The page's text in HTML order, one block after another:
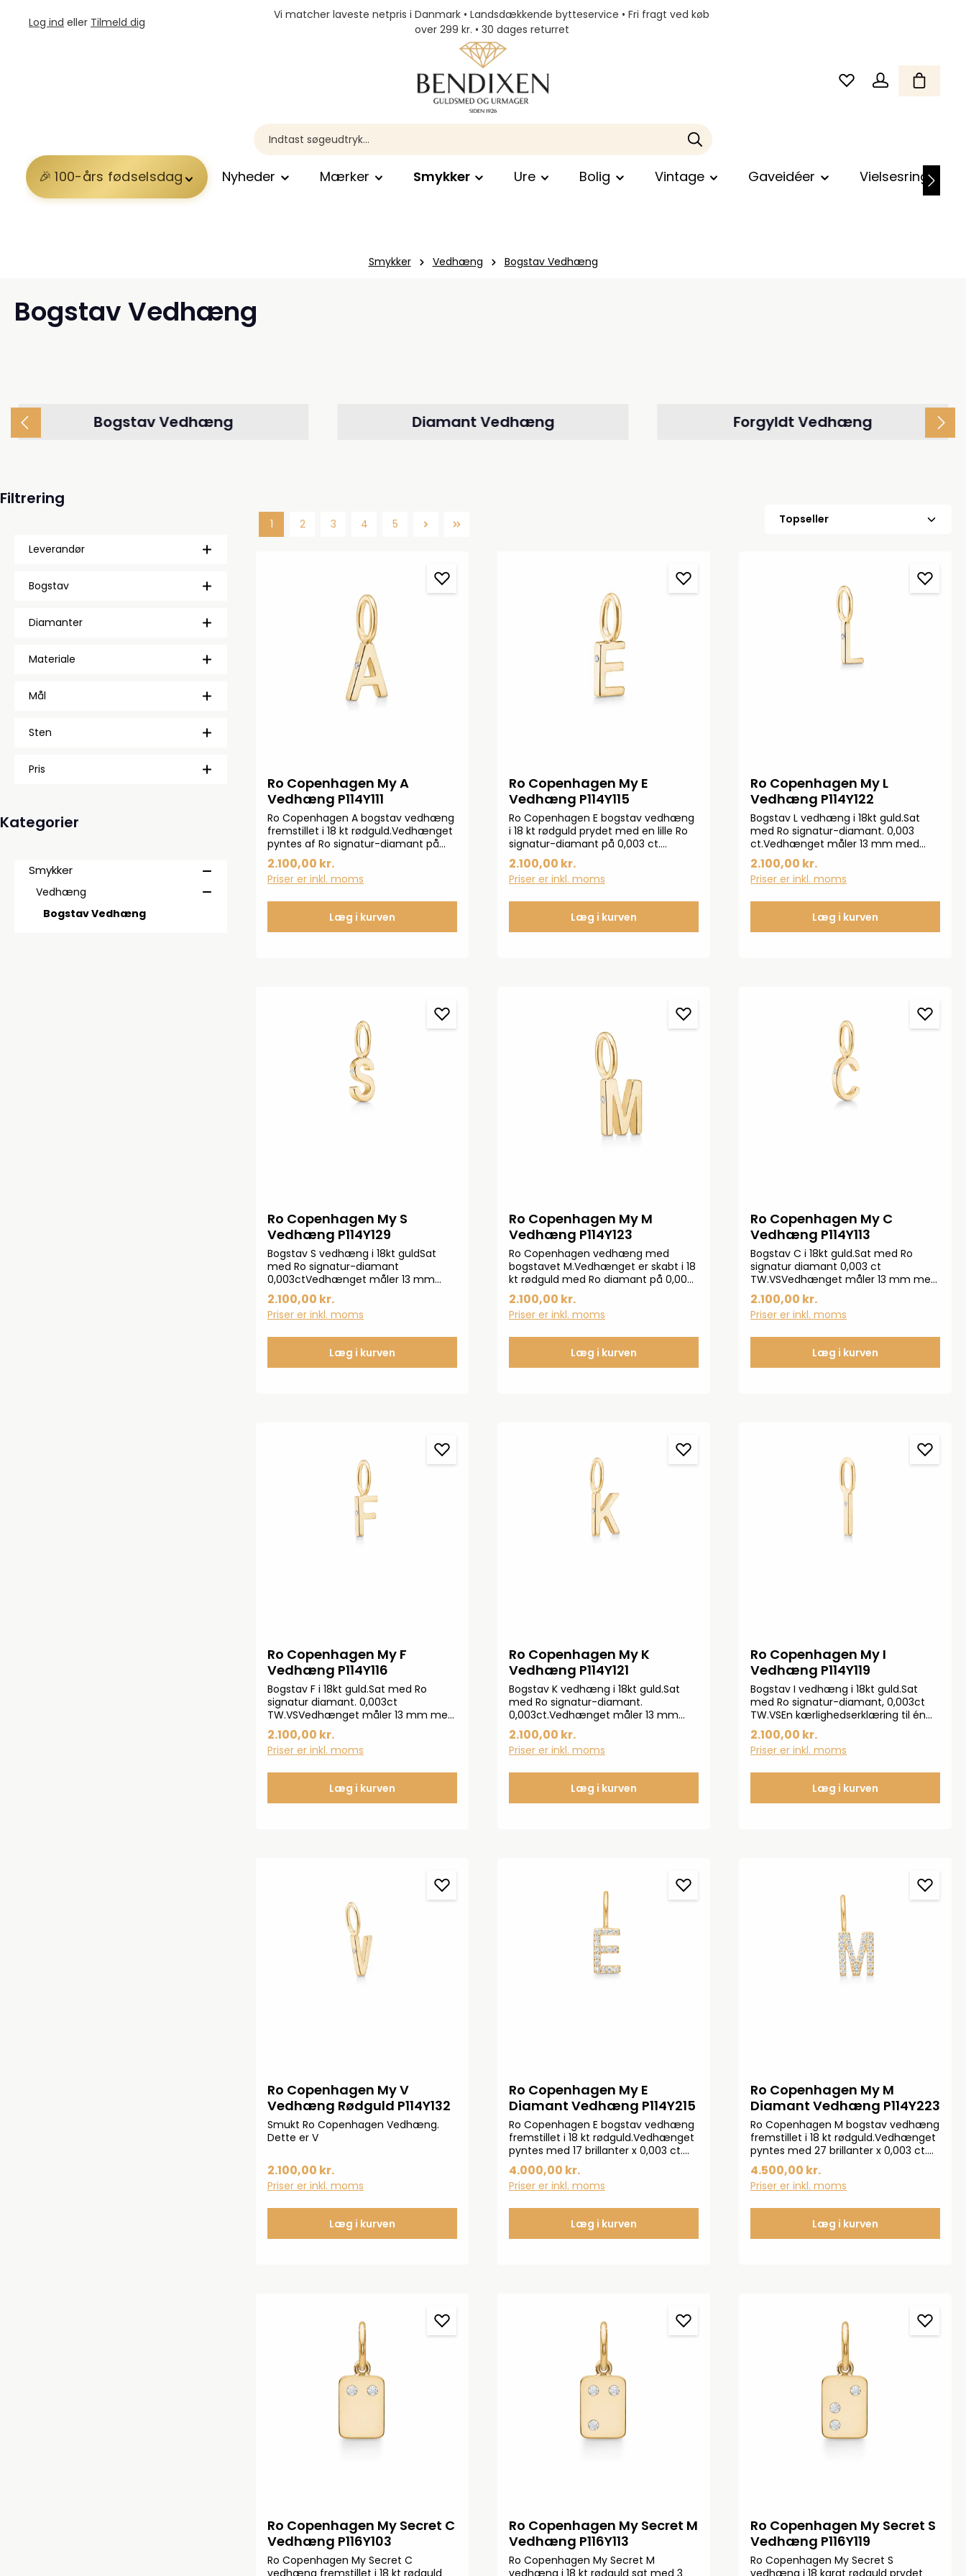
Log ind eller Tilmeld dig
Vi matcher laveste netpris i Danmark • Landsdækkende bytteservice • Fri fragt ved køb
over 299 kr. • 30 dages returret
100-års fødselsdag Nyheder Mærker Smykker Ure Bolig Vintage Gaveidéer Vielsesringe
Smykker Vedhæng Bogstav Vedhæng
Bogstav Vedhæng
Bogstav Vedhæng Diamant Vedhæng Forgyldt Vedhæng
Filtrering
Leverandør
Bogstav
Diamanter
Materiale
Mål
Sten
Pris
Kategorier
Smykker
Vedhæng
Bogstav Vedhæng
Side
1 Side
2 Side
3 Side
4 Side
5
Ro Copenhagen My A
Vedhæng P114Y111
Ro Copenhagen A bogstav vedhæng
fremstillet i 18 kt rødguld.Vedhænget
pyntes af Ro signatur-diamant på
0,003 ct. TW.VS. Mål: ca. 13 mm med
øskenOBS: Kæde medfølger ikke
2.100,00 kr.
Priser er inkl. moms
Læg i kurven
Ro Copenhagen My E
Vedhæng P114Y115
Ro Copenhagen E bogstav vedhæng
i 18 kt rødguld prydet med en lille Ro
signatur-diamant på 0,003 ct.
TW.VS.Brug vedhænget som en
personlig kærlighedserklæring.Mål:
ca. 13 mm med øskenVægt: 0,45
2.100,00 kr.
Priser er inkl. moms
Læg i kurven
Ro Copenhagen My L
Vedhæng P114Y122
Bogstav L vedhæng i 18kt guld.Sat
med Ro signatur-diamant. 0,003
ct.Vedhænget måler 13 mm med
øsken.
2.100,00 kr.
Priser er inkl. moms
Læg i kurven
Ro Copenhagen My S
Vedhæng P114Y129
Bogstav S vedhæng i 18kt guldSat
med Ro signatur-diamant
0,003ctVedhænget måler 13 mm
med øsken
2.100,00 kr.
Priser er inkl. moms
Læg i kurven
Ro Copenhagen My M
Vedhæng P114Y123
Ro Copenhagen vedhæng med
bogstavet M.Vedhænget er skabt i 18
kt rødguld med Ro diamant på 0,003
ct. TW.VS.Mål: ca. 13 mm med
øskenVægt: 0,68 g
2.100,00 kr.
Priser er inkl. moms
Læg i kurven
Ro Copenhagen My C
Vedhæng P114Y113
Bogstav C i 18kt guld.Sat med Ro
signatur diamant 0,003 ct
TW.VSVedhænget måler 13 mm med
æsken.
2.100,00 kr.
Priser er inkl. moms
Læg i kurven
Ro Copenhagen My F
Vedhæng P114Y116
Bogstav F i 18kt guld.Sat med Ro
signatur diamant. 0,003ct
TW.VSVedhænget måler 13 mm med
øsken
2.100,00 kr.
Priser er inkl. moms
Læg i kurven
Ro Copenhagen My K
Vedhæng P114Y121
Bogstav K vedhæng i 18kt guld.Sat
med Ro signatur-diamant.
0,003ct.Vedhænget måler 13 mm
med øsken.Bær vedhænget alene,
eller gør det endnu mere personligt
med at matche andre vedhæng.
2.100,00 kr.
Priser er inkl. moms
Læg i kurven
Ro Copenhagen My I
Vedhæng P114Y119
Bogstav I vedhæng i 18kt guld.Sat
med Ro signatur-diamant, 0,003ct
TW.VSEn kærlighedserklæring til én
du holder af.Vedhænget måler 13
mm med øsken.
2.100,00 kr.
Priser er inkl. moms
Læg i kurven
Ro Copenhagen My V
Vedhæng Rødguld P114Y132
Smukt Ro Copenhagen Vedhæng.
Dette er V
2.100,00 kr.
Priser er inkl. moms
Læg i kurven
Ro Copenhagen My E
Diamant Vedhæng P114Y215
Ro Copenhagen E bogstav vedhæng
fremstillet i 18 kt rødguld.Vedhænget
pyntes med 17 brillanter x 0,003 ct.
TW.VS. Mål: ca. 13 mm med
øskenOBS: Kæde medfølger ikke
4.000,00 kr.
Priser er inkl. moms
Læg i kurven
Ro Copenhagen My M
Diamant Vedhæng P114Y223
Ro Copenhagen M bogstav vedhæng
fremstillet i 18 kt rødguld.Vedhænget
pyntes med 27 brillanter x 0,003 ct.
TW.VS på i alt 0,081ct. Mål: ca. 13 mm
med øskenOBS: Kæde medfølger ikke
4.500,00 kr.
Priser er inkl. moms
Læg i kurven
Ro Copenhagen My Secret C
Vedhæng P116Y103
Ro Copenhagen My Secret C
vedhæng fremstillet i 18 kt rødguld
Ro Copenhagen My Secret M
Vedhæng P116Y113
Ro Copenhagen My Secret M
vedhæng i 18 kt rødguld sat med 3
Ro Copenhagen My Secret S
Vedhæng P116Y119
Ro Copenhagen My Secret S
vedhæng i 18 karat rødguld prydet